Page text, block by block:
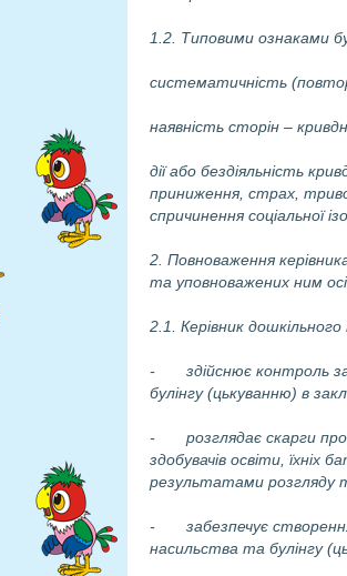
1.2. Типовими ознаками
систематичність
наявність сторін –
дії або бездіяльність
приниження, страх,
спричинення соціальної
2. Повноваження
та уповноважених ним
2.1. Керівник
- здійснює контроль за
булінгу (цькуванню) в
- розглядає скарги про
здобувачів освіти, їхніх
результатами розгляду
- забезпечує створення
насильства та булінгу